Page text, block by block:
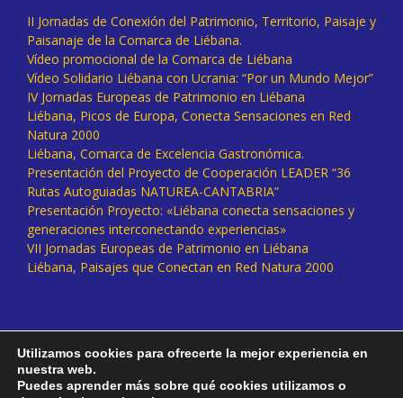
II Jornadas de Conexión del Patrimonio, Territorio, Paisaje y
Paisanaje de la Comarca de Liébana.
Vídeo promocional de la Comarca de Liébana
Vídeo Solidario Liébana con Ucrania: “Por un Mundo Mejor”
IV Jornadas Europeas de Patrimonio en Liébana
Liébana, Picos de Europa, Conecta Sensaciones en Red
Natura 2000
Liébana, Comarca de Excelencia Gastronómica.
Presentación del Proyecto de Cooperación LEADER “36
Rutas Autoguiadas NATUREA-CANTABRIA”
Presentación Proyecto: «Liébana conecta sensaciones y
generaciones interconectando experiencias»
VII Jornadas Europeas de Patrimonio en Liébana
Liébana, Paisajes que Conectan en Red Natura 2000
Utilizamos cookies para ofrecerte la mejor experiencia en
nuestra web.
Puedes aprender más sobre qué cookies utilizamos o